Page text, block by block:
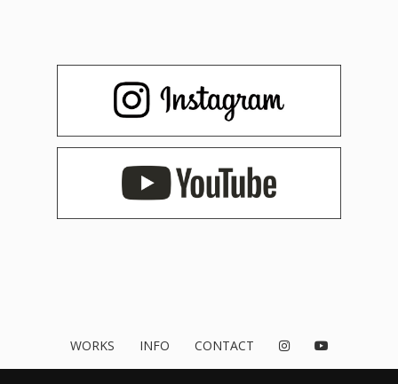
WORKS INFO CONTACT